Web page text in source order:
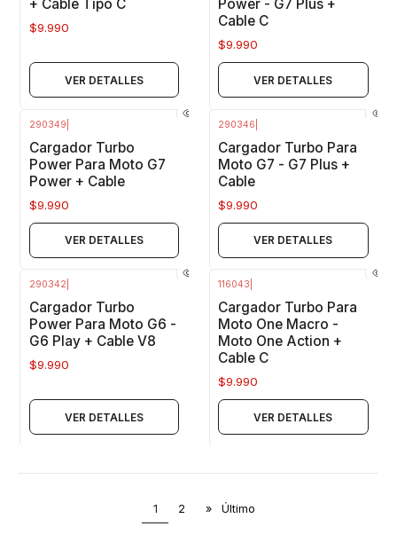
+ Cable Tipo C
$9.990
VER DETALLES
Power - G7 Plus +
Cable C
$9.990
VER DETALLES
290349
Cargador Turbo
Power Para Moto G7
Power + Cable
$9.990
VER DETALLES
290346
Cargador Turbo Para
Moto G7 - G7 Plus +
Cable
$9.990
VER DETALLES
290342
Cargador Turbo
Power Para Moto G6 -
G6 Play + Cable V8
$9.990
VER DETALLES
116043
Cargador Turbo Para
Moto One Macro -
Moto One Action +
Cable C
$9.990
VER DETALLES
1 2 » Último